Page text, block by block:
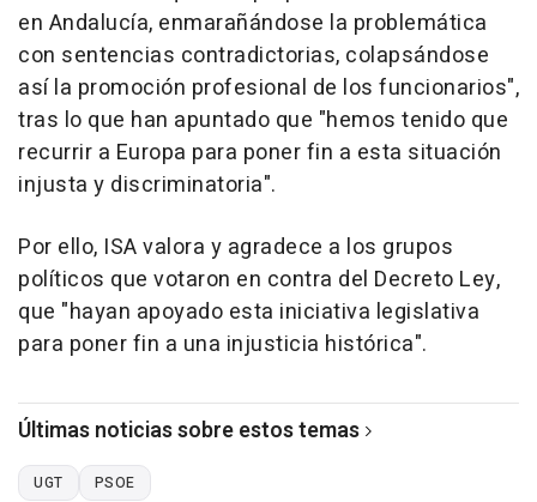
en Andalucía, enmarañándose la problemática
con sentencias contradictorias, colapsándose
así la promoción profesional de los funcionarios",
tras lo que han apuntado que "hemos tenido que
recurrir a Europa para poner fin a esta situación
injusta y discriminatoria".
Por ello, ISA valora y agradece a los grupos
políticos que votaron en contra del Decreto Ley,
que "hayan apoyado esta iniciativa legislativa
para poner fin a una injusticia histórica".
Últimas noticias sobre estos temas
UGT PSOE